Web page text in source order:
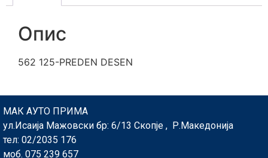
Опис
562 125-PREDEN DESEN
МАК АУТО ПРИМА
ул.Исаија Мажовски бр: 6/13 Скопје , Р.Македонија
тел: 02/2035 176
моб. 075 239 657